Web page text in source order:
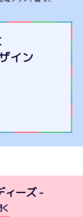
イン
ィーズ -